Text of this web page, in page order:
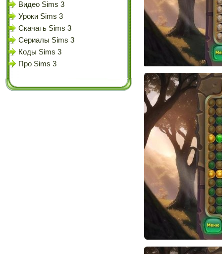
Видео Sims 3
Уроки Sims 3
Скачать Sims 3
Сериалы Sims 3
Коды Sims 3
Про Sims 3